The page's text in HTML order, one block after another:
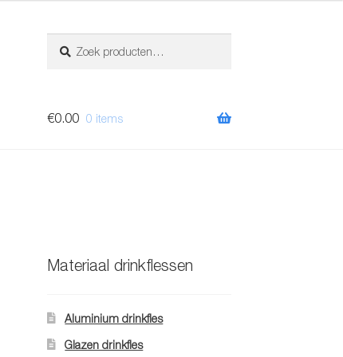
naar:
€0.00 0 items
Materiaal drinkflessen
Aluminium drinkfles
Glazen drinkfles